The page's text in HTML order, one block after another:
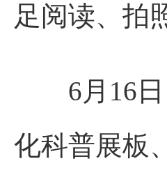
足阅读、拍
6月16日
化科普展板